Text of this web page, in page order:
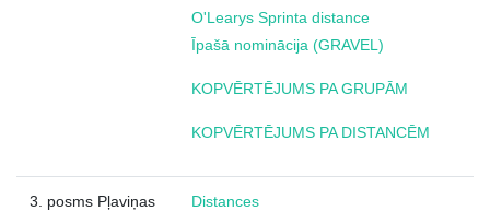
O'Learys Sprinta distance
Īpašā nominācija (GRAVEL)
KOPVĒRTĒJUMS PA GRUPĀM
KOPVĒRTĒJUMS PA DISTANCĒM
3. posms Pļaviņas
Distances